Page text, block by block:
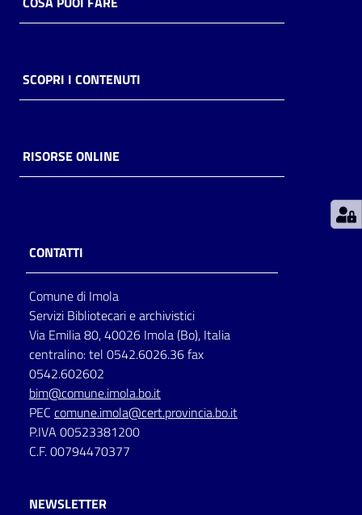
Piani
Decentrate
Seguici
su
SCOPRI I CONTENUTI
RISORSE ONLINE
CONTATTI
Comune di Imola
Servizi Bibliotecari e archivistici
Via Emilia 80, 40026 Imola (Bo), Italia
centralino: tel 0542.6026.36 fax
0542.602602
bim@comune.imola.bo.it
PEC comune.imola@cert.provincia.bo.it
P.IVA 00523381200
C.F. 00794470377
NEWSLETTER